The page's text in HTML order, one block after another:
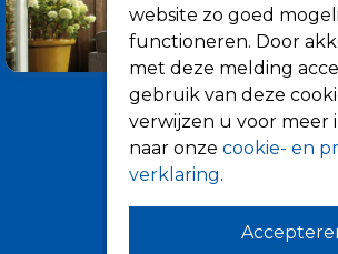
Informatie
website zo goed
functioneren. Door
met deze melding
gebruik van deze
verwijzen u voor meer
naar onze cookie- en
verklaring.